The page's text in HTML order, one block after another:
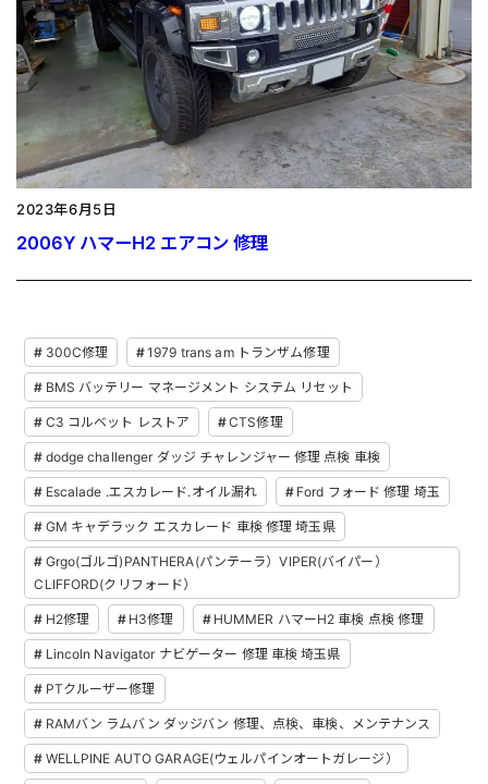
2023年6月5日
2006Y ハマーH2 エアコン 修理
300C修理 1979 trans am トランザム修理
BMS バッテリー マネージメント システム リセット
C3 コルベット レストア CTS修理
dodge challenger ダッジ チャレンジャー 修理 点検 車検
Escalade .エスカレード.オイル漏れ Ford フォード 修理 埼玉
GM キャデラック エスカレード 車検 修理 埼玉県
Grgo(ゴルゴ)PANTHERA(パンテーラ）VIPER(バイパー）
CLIFFORD(クリフォード）
H2修理 H3修理 HUMMER ハマーH2 車検 点検 修理
Lincoln Navigator ナビゲーター 修理 車検 埼玉県
PTクルーザー修理
RAMバン ラムバン ダッジバン 修理、点検、車検、メンテナンス
WELLPINE AUTO GARAGE(ウェルパインオートガレージ）